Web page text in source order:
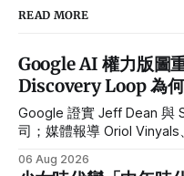
READ MORE
Google AI 權力版圖
Discovery Loop 為
Google 證實 Jeff Dean 與
司；媒體報導 Oriol
06 Aug 2026